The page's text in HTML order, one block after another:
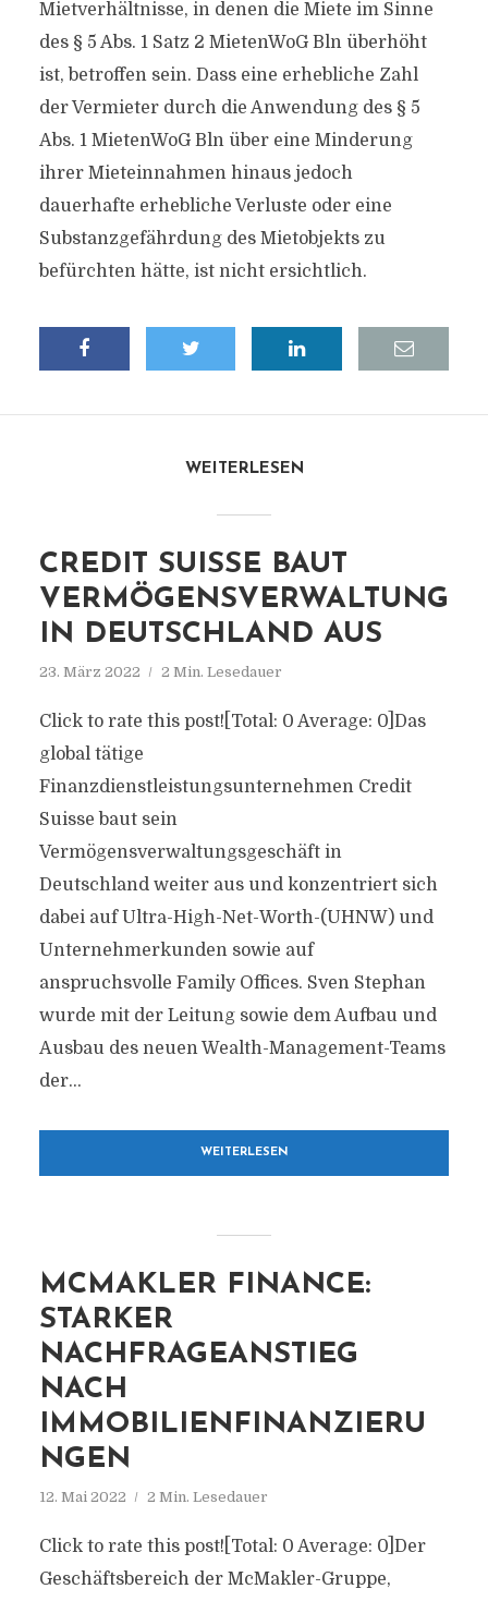
Mietverhältnisse, in denen die Miete im Sinne
des § 5 Abs. 1 Satz 2 MietenWoG Bln überhöht
ist, betroffen sein. Dass eine erhebliche Zahl
der Vermieter durch die Anwendung des § 5
Abs. 1 MietenWoG Bln über eine Minderung
ihrer Mieteinnahmen hinaus jedoch
dauerhafte erhebliche Verluste oder eine
Substanzgefährdung des Mietobjekts zu
befürchten hätte, ist nicht ersichtlich.
WEITERLESEN
CREDIT SUISSE BAUT
VERMÖGENSVERWALTUNG
IN DEUTSCHLAND AUS
23. März 2022 2 Min. Lesedauer
Click to rate this post![Total: 0 Average: 0]Das
global tätige
Finanzdienstleistungsunternehmen Credit
Suisse baut sein
Vermögensverwaltungsgeschäft in
Deutschland weiter aus und konzentriert sich
dabei auf Ultra-High-Net-Worth-(UHNW) und
Unternehmerkunden sowie auf
anspruchsvolle Family Offices. Sven Stephan
wurde mit der Leitung sowie dem Aufbau und
Ausbau des neuen Wealth-Management-Teams
der...
WEITERLESEN
MCMAKLER FINANCE:
STARKER
NACHFRAGEANSTIEG
NACH
IMMOBILIENFINANZIERU
NGEN
12. Mai 2022 2 Min. Lesedauer
Click to rate this post![Total: 0 Average: 0]Der
Geschäftsbereich der McMakler-Gruppe,